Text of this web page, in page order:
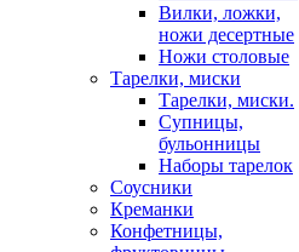
Вилки, ложки,
ножи десертные
Ножи столовые
Тарелки, миски
Тарелки, миски.
Супницы,
бульонницы
Наборы тарелок
Соусники
Креманки
Конфетницы,